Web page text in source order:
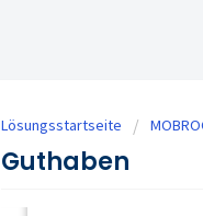
Lösungsstartseite
Guthaben